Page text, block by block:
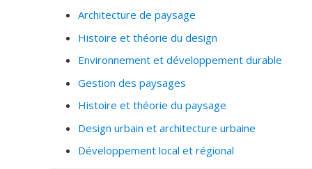
commémorative du Gouverneur Général à l'occasion
planification du paysage et le design urbain.
honoraire de la Société des architectes paysagistes
paysagistes (FIAP) depuis dix ans. Président du
Washington D.C.
Il est Président Emérite de la Commission de la
président de la Commission de la qualité
Architecture de paysage
Histoire et théorie du design
Environnement et développement durable
Gestion des paysages
Histoire et théorie du paysage
Design urbain et architecture urbaine
Développement local et régional